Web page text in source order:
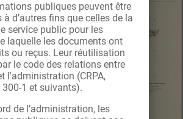
publiques peuvent être
à d’autres fins que celles de la
service public pour les
laquelle les documents ont
ou reçus. Leur réutilisation
le code des relations entre
l'administration (CRPA,
300-1 et suivants).
de l’administration, les